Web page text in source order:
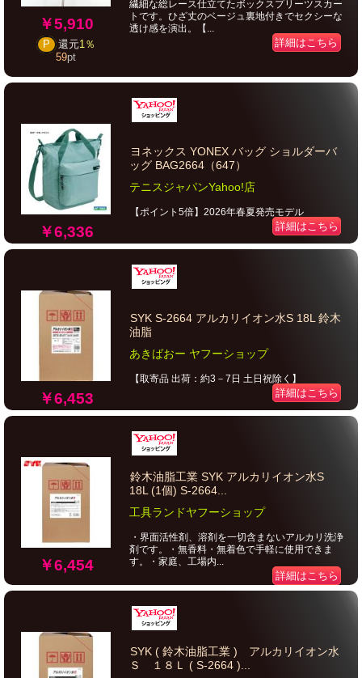
￥5,910
P 還元1％
59pt
繊細な総レース仕立てたボックスプリーツスカー
トです。ひざ丈のベージュ裏地付きでセクシーな
透け感を演出。【...
詳細はこちら
￥6,336
ヨネックス YONEX バッグ ショルダーバ
ッグ BAG2664（647）
テニスジャパンYahoo!店
【ポイント5倍】2026年春夏発売モデル
詳細はこちら
￥6,453
SYK S-2664 アルカリイオン水S 18L 鈴木
油脂
あきばおー ヤフーショップ
【取寄品 出荷：約3－7日 土日祝除く】
詳細はこちら
￥6,454
鈴木油脂工業 SYK アルカリイオン水S
18L (1個) S-2664...
工具ランドヤフーショップ
・界面活性剤、溶剤を一切含まないアルカリ洗浄
剤です。・無香料・無着色で手軽に使用できま
す。・家庭、工場内...
詳細はこちら
SYK ( 鈴木油脂工業 ) アルカリイオン水
Ｓ １８Ｌ ( S-2664 )...